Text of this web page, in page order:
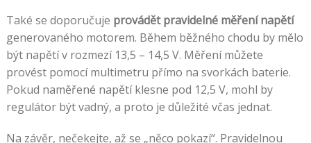
Také se doporučuje provádět pravidelné měření napětí
generovaného motorem. Během běžného chodu by mělo
být napětí v rozmezí 13,5 – 14,5 V. Měření můžete
provést pomocí multimetru přímo na svorkách baterie.
Pokud naměřené napětí klesne pod 12,5 V, mohl by
regulátor být vadný, a proto je důležité včas jednat.
Na závěr, nečekejte, až se „něco pokazí“. Pravidelnou